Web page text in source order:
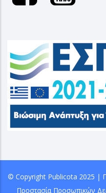
© Copyright Publicota 2025 |
Προστασία Προσωπικών